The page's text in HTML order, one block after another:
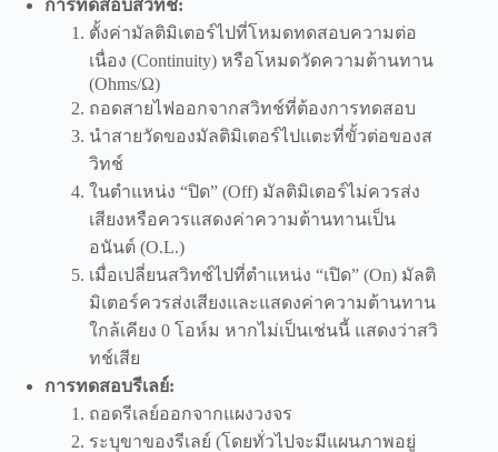
การทดสอบสวิทช์:
ตั้งค่ามัลติมิเตอร์ไปที่โหมดทดสอบความต่อ
เนื่อง (Continuity) หรือโหมดวัดความต้านทาน
(Ohms/Ω)
ถอดสายไฟออกจากสวิทช์ที่ต้องการทดสอบ
นำสายวัดของมัลติมิเตอร์ไปแตะที่ขั้วต่อของส
วิทช์
ในตำแหน่ง “ปิด” (Off) มัลติมิเตอร์ไม่ควรส่ง
เสียงหรือควรแสดงค่าความต้านทานเป็น
อนันต์ (O.L.)
เมื่อเปลี่ยนสวิทช์ไปที่ตำแหน่ง “เปิด” (On) มัลติ
มิเตอร์ควรส่งเสียงและแสดงค่าความต้านทาน
ใกล้เคียง 0 โอห์ม หากไม่เป็นเช่นนี้ แสดงว่าสวิ
ทช์เสีย
การทดสอบรีเลย์:
ถอดรีเลย์ออกจากแผงวงจร
ระบุขาของรีเลย์ (โดยทั่วไปจะมีแผนภาพอยู่